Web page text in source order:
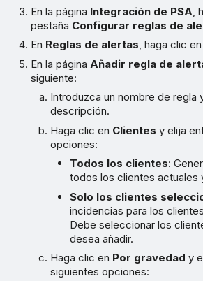
En la página Integración de PSA ,
pestaña Configurar reglas de
En Reglas de alertas, haga clic
En la página Añadir regla de
siguiente:
Introduzca un nombre de regla
descripción.
Haga clic en Clientes y elija
opciones:
Todos los clientes:
todos los clientes actuales
Solo los clientes
incidencias para los
Debe seleccionar los
desea añadir.
Haga clic en Por gravedad y
siguientes opciones: